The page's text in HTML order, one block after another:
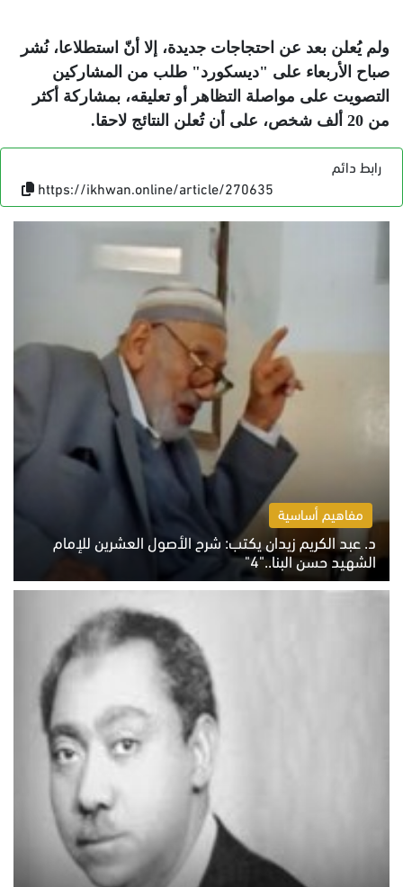
ولم يُعلن بعد عن احتجاجات جديدة، إلا أنّ استطلاعا، نُشر
صباح الأربعاء على "ديسكورد" طلب من المشاركين
التصويت على مواصلة التظاهر أو تعليقه، بمشاركة أكثر
من 20 ألف شخص، على أن تُعلن النتائج لاحقا
.
رابط دائم
https://ikhwan.online/article/270635
مفاهيم أساسية
د. عبد الكريم زيدان يكتب: شرح الأصول العشرين للإمام
الشهيد حسن البنا.."4"
الخميس 6 أغسطس 2026 10:27 ص